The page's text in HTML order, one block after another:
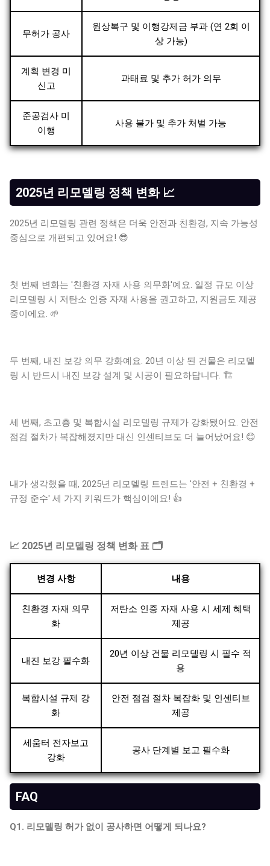
무허가 공사
원상복구 및 이행강제금 부과 (연 2회 이
상 가능)
계획 변경 미
신고
과태료 및 추가 허가 의무
준공검사 미
이행
사용 불가 및 추가 처벌 가능
2025년 리모델링 정책 변화 📈
2025년 리모델링 관련 정책은 더욱 안전과 친환경, 지속 가능성
중심으로 개편되고 있어요! 😎
첫 번째 변화는 '친환경 자재 사용 의무화'예요. 일정 규모 이상
리모델링 시 저탄소 인증 자재 사용을 권고하고, 지원금도 제공
중이에요. 🌱
두 번째, 내진 보강 의무 강화예요. 20년 이상 된 건물은 리모델
링 시 반드시 내진 보강 설계 및 시공이 필요하답니다. 🏗️
세 번째, 초고층 및 복합시설 리모델링 규제가 강화됐어요. 안전
점검 절차가 복잡해졌지만 대신 인센티브도 더 늘어났어요! 😊
내가 생각했을 때, 2025년 리모델링 트렌드는 '안전 + 친환경 +
규정 준수' 세 가지 키워드가 핵심이에요! 👍
📈 2025년 리모델링 정책 변화 표 🗂️
변경 사항 내용
친환경 자재 의무
화
저탄소 인증 자재 사용 시 세제 혜택
제공
내진 보강 필수화
20년 이상 건물 리모델링 시 필수 적
용
복합시설 규제 강
화
안전 점검 절차 복잡화 및 인센티브
제공
세움터 전자보고
강화
공사 단계별 보고 필수화
FAQ
Q1. 리모델링 허가 없이 공사하면 어떻게 되나요?